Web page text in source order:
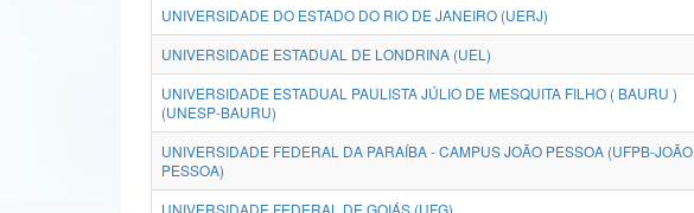
UNIVERSIDADE DO ESTADO DO RIO DE JANEIRO (UERJ)
UNIVERSIDADE ESTADUAL DE LONDRINA (UEL)
UNIVERSIDADE ESTADUAL PAULISTA JÚLIO DE MESQUITA FILHO ( BAURU )
(UNESP-BAURU)
UNIVERSIDADE FEDERAL DA PARAÍBA - CAMPUS JOÃO PESSOA (UFPB-JOÃO
PESSOA)
UNIVERSIDADE FEDERAL DE GOIÁS (UFG)